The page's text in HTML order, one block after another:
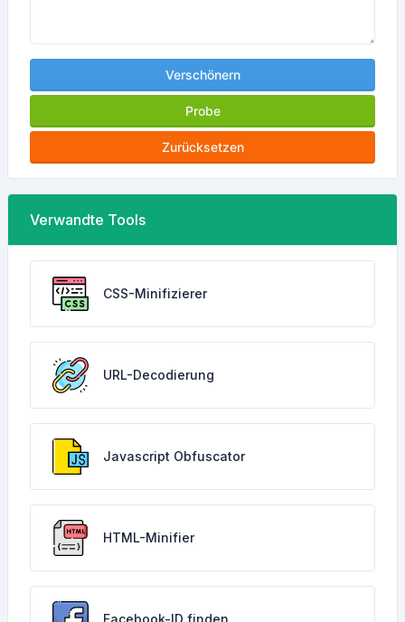
Verschönern
Probe
Zurücksetzen
Verwandte Tools
CSS-Minifizierer
URL-Decodierung
Javascript Obfuscator
HTML-Minifier
Facebook-ID finden